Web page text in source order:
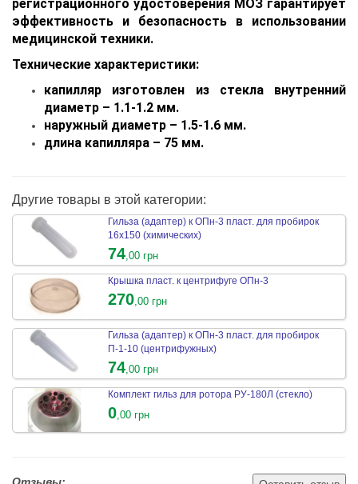
регистрационного удостоверения МОЗ гарантирует
эффективность и безопасность в использовании
медицинской техники.
Технические характеристики:
капилляр изготовлен из стекла внутренний
диаметр – 1.1-1.2 мм.
наружный диаметр – 1.5-1.6 мм.
длина капилляра – 75 мм.
Другие товары в этой категории:
Гильза (адаптер) к ОПн-3 пласт. для пробирок
16х150 (химических)
74,00 грн
Крышка пласт. к центрифуге ОПн-3
270,00 грн
Гильза (адаптер) к ОПн-3 пласт. для пробирок
П-1-10 (центрифужных)
74 ,00 грн
Комплект гильз для ротора РУ-180Л (стекло)
0 ,00 грн